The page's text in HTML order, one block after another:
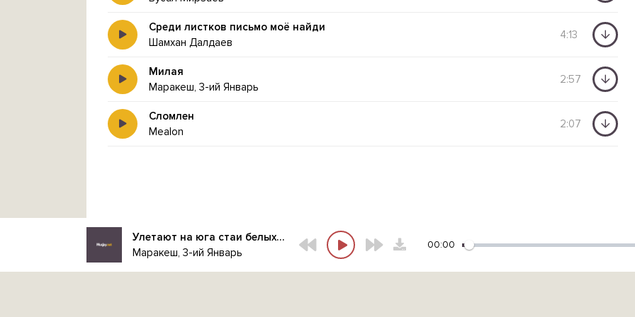
Среди листков письмо моё найди
Шамхан Далдаев
4:13
Милая
Маракеш, 3-ий Январь
2:57
Сломлен
Mealon
2:07
Улетают на юга стаи белых лебедей
Маракеш, 3-ий Январь
00:00